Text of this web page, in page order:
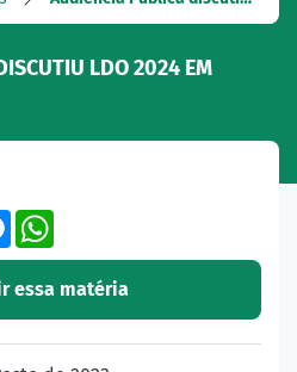
LDO 2024 EM
Messenger
essa matéria